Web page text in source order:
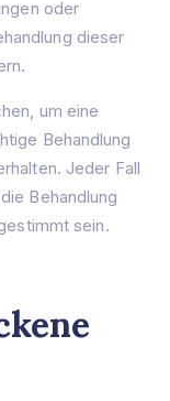
oder
dieser
um eine
Behandlung
Jeder Fall
Behandlung
sein.